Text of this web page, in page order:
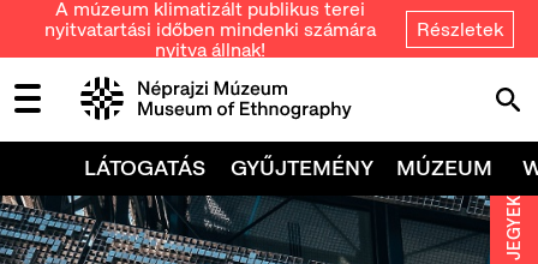
A múzeum klimatizált publikus terei
nyitvatartási időben mindenki számára
nyitva állnak!
Részletek
LÁTOGATÁS GYŰJTEMÉNY MÚZEUM
JEGYEK